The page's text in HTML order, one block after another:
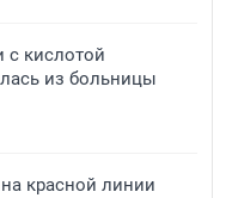
с кислотой
из больницы
красной линии